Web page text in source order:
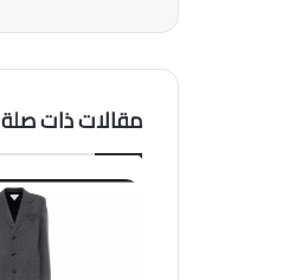
مقالات ذات صلة